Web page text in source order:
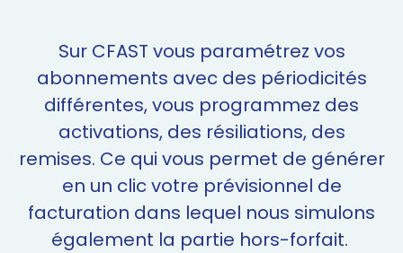
Sur CFAST vous paramétrez vos
abonnements avec des périodicités
différentes, vous programmez des
activations, des résiliations, des
remises. Ce qui vous permet de générer
en un clic votre prévisionnel de
facturation dans lequel nous simulons
également la partie hors-forfait.